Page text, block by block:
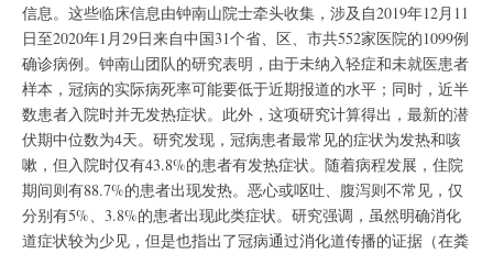
信息。这些临床信息由钟南山院士牵头收集，涉及自2019年12月11
日至2020年1月29日来自中国31个省、区、市共552家医院的1099例
确诊病例。钟南山团队的研究表明，由于未纳入轻症和未就医患者
样本，冠病的实际病死率可能要低于近期报道的水平；同时，近半
数患者入院时并无发热症状。此外，这项研究计算得出，最新的潜
伏期中位数为4天。研究发现，冠病患者最常见的症状为发热和咳
嗽，但入院时仅有43.8%的患者有发热症状。随着病程发展，住院
期间则有88.7%的患者出现发热。恶心或呕吐、腹泻则不常见，仅
分别有5%、3.8%的患者出现此类症状。研究强调，虽然明确消化
道症状较为少见，但是也指出了冠病通过消化道传播的证据（在粪